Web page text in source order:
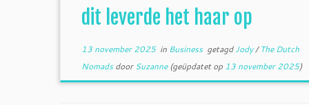
dit leverde het haar op
13 november 2025in Business getagdJody/The Dutch
NomadsdoorSuzanne(geüpdatet op 13 november 2025)